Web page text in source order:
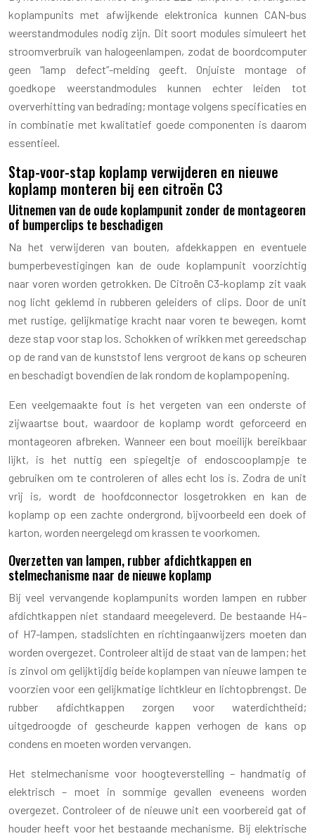
koplampunits met afwijkende elektronica kunnen CAN-bus
weerstandmodules nodig zijn. Dit soort modules simuleert het
stroomverbruik van halogeenlampen, zodat de boordcomputer
geen “lamp defect”-melding geeft. Onjuiste montage of
goedkope weerstandmodules kunnen echter leiden tot
oververhitting van bedrading; montage volgens specificaties en
in combinatie met kwalitatief goede componenten is daarom
essentieel.
Stap-voor-stap koplamp verwijderen en nieuwe
koplamp monteren bij een citroën C3
Uitnemen van de oude koplampunit zonder de montageoren
of bumperclips te beschadigen
Na het verwijderen van bouten, afdekkappen en eventuele
bumperbevestigingen kan de oude koplampunit voorzichtig
naar voren worden getrokken. De Citroën C3-koplamp zit vaak
nog licht geklemd in rubberen geleiders of clips. Door de unit
met rustige, gelijkmatige kracht naar voren te bewegen, komt
deze stap voor stap los. Schokken of wrikken met gereedschap
op de rand van de kunststof lens vergroot de kans op scheuren
en beschadigt bovendien de lak rondom de koplampopening.
Een veelgemaakte fout is het vergeten van een onderste of
zijwaartse bout, waardoor de koplamp wordt geforceerd en
montageoren afbreken. Wanneer een bout moeilijk bereikbaar
lijkt, is het nuttig een spiegeltje of endoscooplampje te
gebruiken om te controleren of alles echt los is. Zodra de unit
vrij is, wordt de hoofdconnector losgetrokken en kan de
koplamp op een zachte ondergrond, bijvoorbeeld een doek of
karton, worden neergelegd om krassen te voorkomen.
Overzetten van lampen, rubber afdichtkappen en
stelmechanisme naar de nieuwe koplamp
Bij veel vervangende koplampunits worden lampen en rubber
afdichtkappen niet standaard meegeleverd. De bestaande H4-
of H7-lampen, stadslichten en richtingaanwijzers moeten dan
worden overgezet. Controleer altijd de staat van de lampen; het
is zinvol om gelijktijdig beide koplampen van nieuwe lampen te
voorzien voor een gelijkmatige lichtkleur en lichtopbrengst. De
rubber afdichtkappen zorgen voor waterdichtheid;
uitgedroogde of gescheurde kappen verhogen de kans op
condens en moeten worden vervangen.
Het stelmechanisme voor hoogteverstelling – handmatig of
elektrisch – moet in sommige gevallen eveneens worden
overgezet. Controleer of de nieuwe unit een voorbereid gat of
houder heeft voor het bestaande mechanisme. Bij elektrische